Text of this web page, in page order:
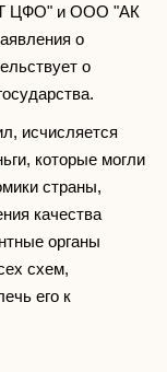
ЦФО" и ООО "АК
о
о
исчисляется
которые могли
страны,
качества
органы
схем,
его к